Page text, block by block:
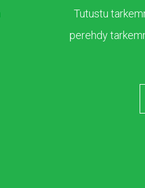
Tutustu
perehdy